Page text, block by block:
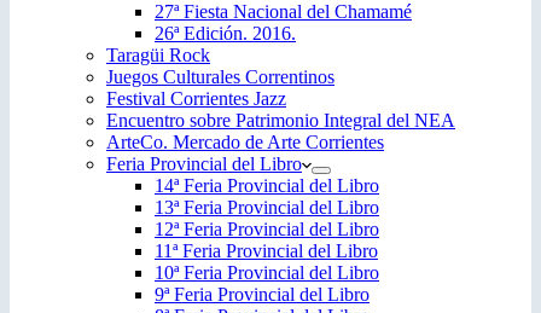
27ª Fiesta Nacional del Chamamé
26ª Edición. 2016.
Taragüi Rock
Juegos Culturales Correntinos
Festival Corrientes Jazz
Encuentro sobre Patrimonio Integral del NEA
ArteCo. Mercado de Arte Corrientes
Feria Provincial del Libro
14ª Feria Provincial del Libro
13ª Feria Provincial del Libro
12ª Feria Provincial del Libro
11ª Feria Provincial del Libro
10ª Feria Provincial del Libro
9ª Feria Provincial del Libro